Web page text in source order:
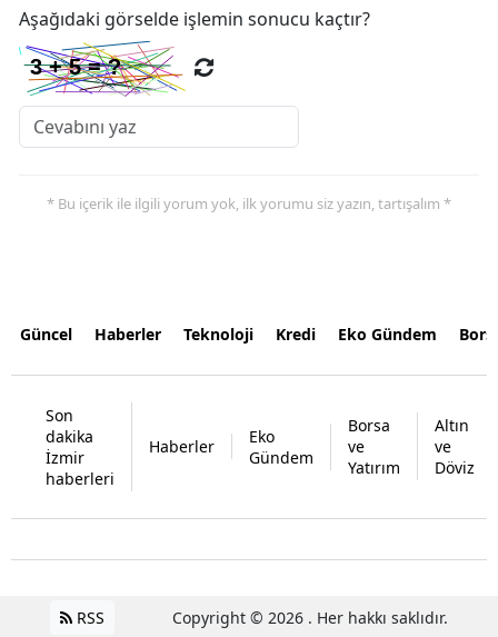
Aşağıdaki görselde işlemin sonucu kaçtır?
* Bu içerik ile ilgili yorum yok, ilk yorumu siz yazın, tartışalım *
Güncel Haberler Teknoloji Kredi Eko Gündem
Son
dakika
İzmir
haberleri
Haberler
Eko
Gündem
Borsa
ve
Yatırım
Altın
ve
Döviz
RSS Copyright © 2026 . Her hakkı saklıdır.